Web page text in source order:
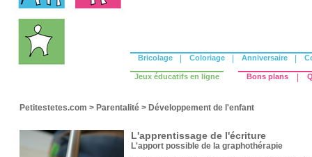
Bricolage Coloriage Anniversaire
Jeux éducatifs en ligne Bons plans
Petitestetes.com > Parentalité > Développement de l'enfant
L'apprentissage de l'écriture
L'apport possible de la graphothérapie